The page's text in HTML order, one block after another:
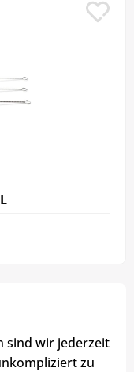
sind wir jederzeit
zu